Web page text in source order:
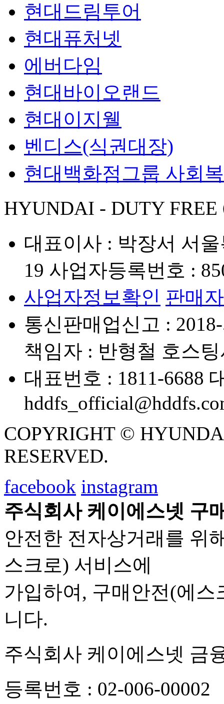
현대드림투어
현대퓨처넷
에버다임
현대바이오랜드
현대이지웰
벤디스(식권대장)
현대백화점그룹 사회
HYUNDAI - DUTY FREE
대표이사 : 박장서 서
19 사업자등록번호 :
사업자정보확인 판매
통신판매업신고 :
책임자 : 반형철 호스
대표번호 : 1811-6688
COPYRIGHT ©
RESERVED.
facebook instagram
주식회사 케이에스넷 구
안전한 전자상거래를 위
스크로) 서비스에
가입하여, 구매안전(에
니다.
주식회사 케이에스넷 금
등록번호 : 02-006-00002